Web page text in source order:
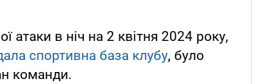
атаки в ніч на 2 квітня 2024 року,
спортивна база клубу, було
команди.